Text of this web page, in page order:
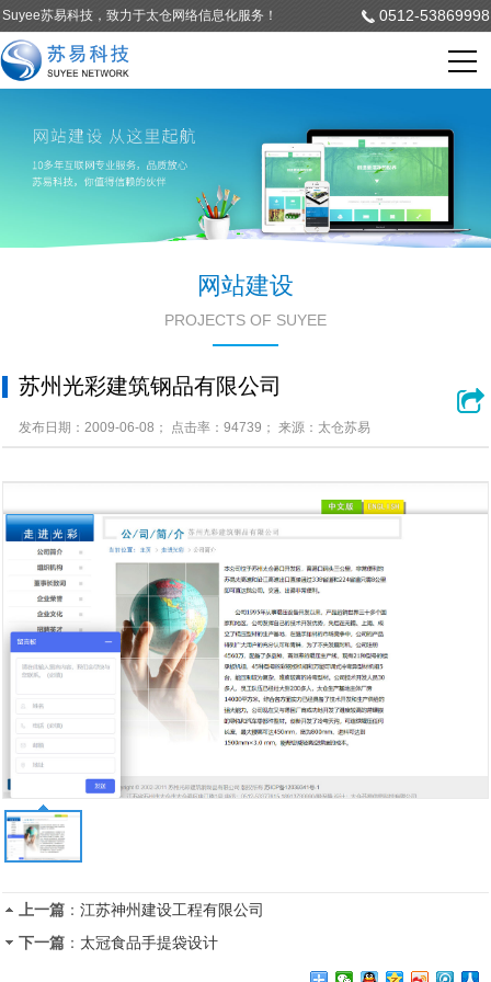
Suyee苏易科技，致力于太仓网络信息化服务！ 0512-53869998
网站建设
PROJECTS OF SUYEE
苏州光彩建筑钢品有限公司
发布日期：2009-06-08； 点击率：94739； 来源：太仓苏易
上一篇 ：江苏神州建设工程有限公司
下一篇 ： 太冠食品手提袋设计